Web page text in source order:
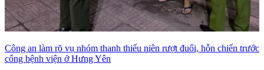
Công an làm rõ vụ nhóm thanh thiếu niên rượt đuổi, hỗn chiến trước
cổng bệnh viện ở Hưng Yên